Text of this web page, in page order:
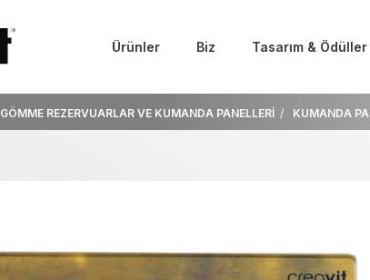
Ürünler Biz Tasarım & Ödüller
GÖMME REZERVUARLAR VE KUMANDA PANELLERİ KUMANDA